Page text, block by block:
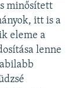
minősített
itt is a
eleme a
lenne